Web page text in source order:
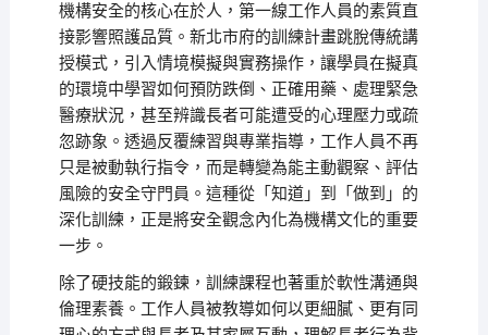
機構安全的核心在於人，第一線工作人員的素質直
接影響照護品質。新北市府的訓練計畫跳脫傳統講
授模式，引入情境模擬與實務操作，讓學員在擬真
的環境中學習如何預防跌倒、正確用藥、處理緊急
醫療狀況，甚至辨識長者可能遭受的心理壓力或疏
忽跡象。透過反覆練習與專業指導，工作人員不再
只是被動執行指令，而是轉變為能主動觀察、評估
風險的安全守門員。這種從「知道」到「做到」的
深化訓練，正是將安全觀念內化為機構文化的重要
一步。
除了硬技能的鍛鍊，訓練課程也著重於軟性溝通與
倫理素養。工作人員被教導如何以更細膩、更有同